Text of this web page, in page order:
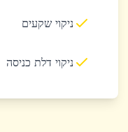
ניקוי שקעים
ניקוי דלת כניסה